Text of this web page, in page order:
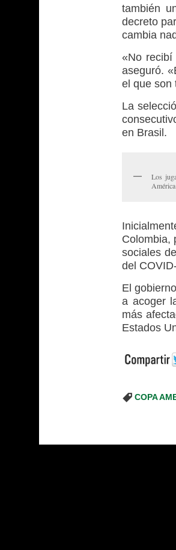
también
decreto
cambia
«No recibí
aseguró.
el que son
La
en Brasil.
Los
Colombia,
sociales
del
El
a acoger
más
Estados
COPA